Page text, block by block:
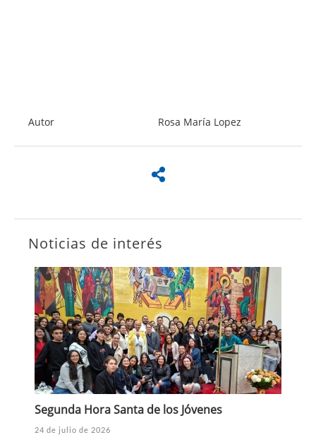
Autor Rosa María Lopez
Noticias de interés
Segunda Hora Santa de los Jóvenes
24 de julio de 2026